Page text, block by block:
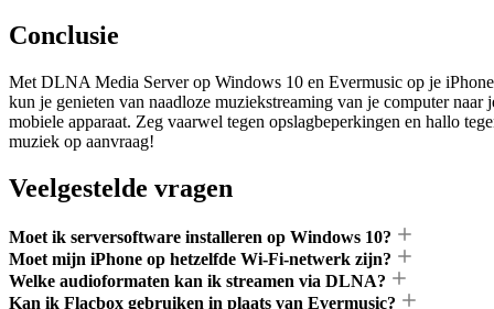
Conclusie
Met DLNA Media Server op Windows 10 en Evermusic op je iPhone
kun je genieten van naadloze muziekstreaming van je computer naar
mobiele apparaat. Zeg vaarwel tegen opslagbeperkingen en hallo
muziek op aanvraag!
Veelgestelde vragen
Moet ik serversoftware installeren op Windows 10?
Moet mijn iPhone op hetzelfde Wi-Fi-netwerk zijn?
Welke audioformaten kan ik streamen via DLNA?
Kan ik Flacbox gebruiken in plaats van Evermusic?